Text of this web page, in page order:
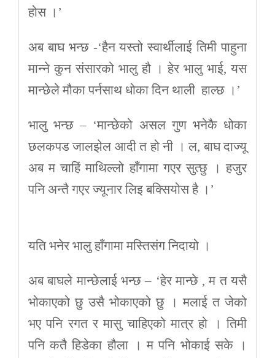
होस ।’
अब बाघ भन्छ -‘हैन यस्तो स्वार्थीलाई तिमी पाहुना
मान्ने कुन संसारको भालु हौ । हेर भालु भाई, यस
मान्छेले मौका पर्नसाथ धोका दिन थाली हाल्छ ।’
भालु भन्छ – ‘मान्छेको असल गुण भनेकै धोका
छलकपड जालझेल आदी त हो नी । ल, बाघ दाज्यू
अब म चाहिं माथिल्लो हाँगामा गएर सुत्छु । हजुर
पनि अन्तै गएर ज्यूनार लिइ बक्सियोस है ।’
यति भनेर भालु हाँगामा मस्तिसंग निदायो ।
अब बाघले मान्छेलाई भन्छ – ‘हेर मान्छे , म त यसै
भोकाएको छु उसै भोकाएको छु । मलाई त जेको
भए पनि रगत र मासु चाहिएको मात्र हो । तिमी
पनि कतै हिडेका हौला । म पनि भोकाई सके ।